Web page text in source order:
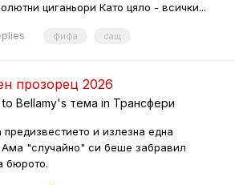
циганьори Като цяло - всички...
фифа сащ
прозорец 2026
Bellamy's тема in Трансфери
и излезна една
"случайно" си беше забравил
бюрото.